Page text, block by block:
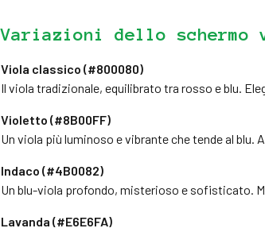
Variazioni dello schermo
Viola classico (#800080)
Il viola tradizionale, equilibrato tra rosso e blu.
Violetto (#8B00FF)
Un viola più luminoso e vibrante che tende al blu.
Indaco (#4B0082)
Un blu-viola profondo, misterioso e sofisticato.
Lavanda (#E6E6FA)